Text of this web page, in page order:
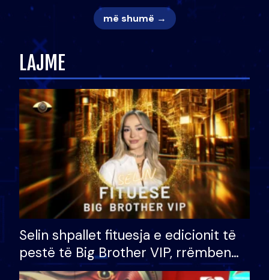
më shumë →
LAJME
Selin shpallet fituesja e edicionit të
pestë të Big Brother VIP, rrëmben
çmimin e madh prej 100 mijë eurosh